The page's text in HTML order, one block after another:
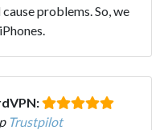
problems. So, we
Trustpilot